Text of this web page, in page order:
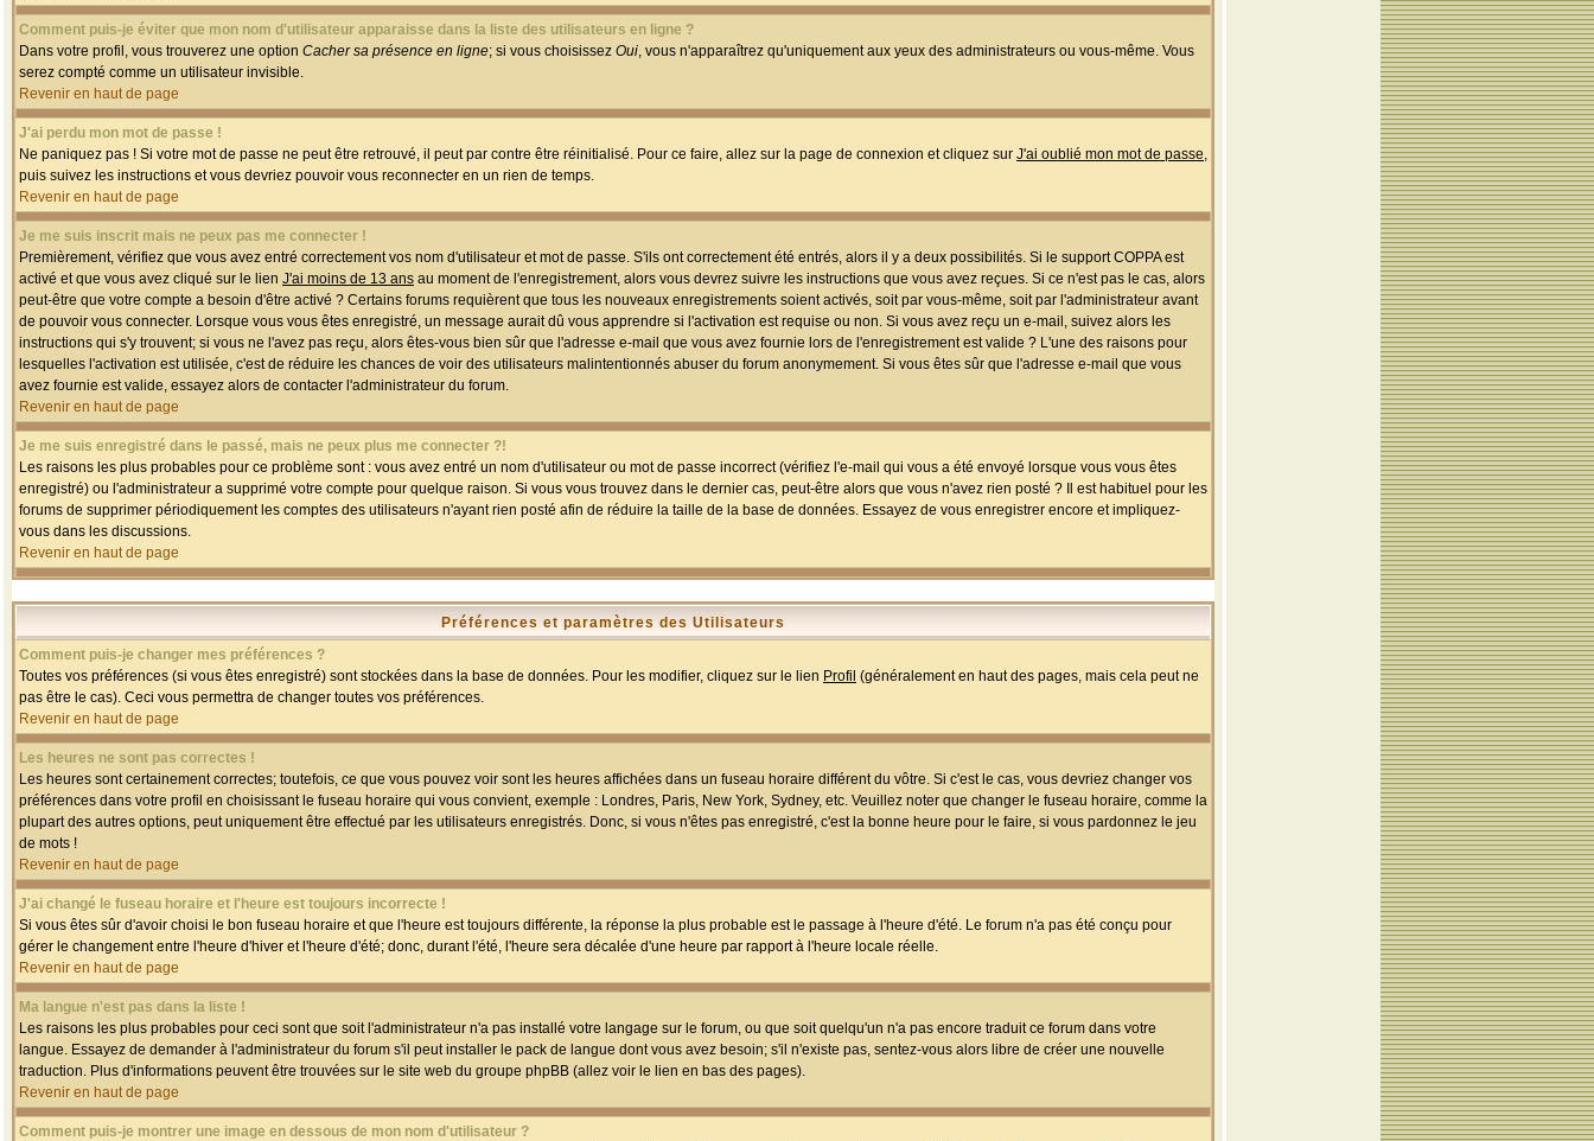
Comment puis-je éviter que mon nom d'utilisateur apparaisse dans la liste des utilisateurs en ligne ?
Dans votre profil, vous trouverez une option Cacher sa présence en ligne; si vous choisissez Oui, vous n'apparaîtrez qu'uniquement aux yeux des administrateurs ou vous-même. Vous
serez compté comme un utilisateur invisible.
Revenir en haut de page
J'ai perdu mon mot de passe !
Ne paniquez pas ! Si votre mot de passe ne peut être retrouvé, il peut par contre être réinitialisé. Pour ce faire, allez sur la page de connexion et cliquez sur J'ai oublié mon mot de passe,
puis suivez les instructions et vous devriez pouvoir vous reconnecter en un rien de temps.
Revenir en haut de page
Je me suis inscrit mais ne peux pas me connecter !
Premièrement, vérifiez que vous avez entré correctement vos nom d'utilisateur et mot de passe. S'ils ont correctement été entrés, alors il y a deux possibilités. Si le support COPPA est
activé et que vous avez cliqué sur le lien J'ai moins de 13 ans au moment de l'enregistrement, alors vous devrez suivre les instructions que vous avez reçues. Si ce n'est pas le cas, alors
peut-être que votre compte a besoin d'être activé ? Certains forums requièrent que tous les nouveaux enregistrements soient activés, soit par vous-même, soit par l'administrateur avant
de pouvoir vous connecter. Lorsque vous vous êtes enregistré, un message aurait dû vous apprendre si l'activation est requise ou non. Si vous avez reçu un e-mail, suivez alors les
instructions qui s'y trouvent; si vous ne l'avez pas reçu, alors êtes-vous bien sûr que l'adresse e-mail que vous avez fournie lors de l'enregistrement est valide ? L'une des raisons pour
lesquelles l'activation est utilisée, c'est de réduire les chances de voir des utilisateurs malintentionnés abuser du forum anonymement. Si vous êtes sûr que l'adresse e-mail que vous
avez fournie est valide, essayez alors de contacter l'administrateur du forum.
Revenir en haut de page
Je me suis enregistré dans le passé, mais ne peux plus me connecter ?!
Les raisons les plus probables pour ce problème sont : vous avez entré un nom d'utilisateur ou mot de passe incorrect (vérifiez l'e-mail qui vous a été envoyé lorsque vous vous êtes
enregistré) ou l'administrateur a supprimé votre compte pour quelque raison. Si vous vous trouvez dans le dernier cas, peut-être alors que vous n'avez rien posté ? Il est habituel pour les
forums de supprimer périodiquement les comptes des utilisateurs n'ayant rien posté afin de réduire la taille de la base de données. Essayez de vous enregistrer encore et impliquez-
vous dans les discussions.
Revenir en haut de page
Préférences et paramètres des Utilisateurs
Comment puis-je changer mes préférences ?
Toutes vos préférences (si vous êtes enregistré) sont stockées dans la base de données. Pour les modifier, cliquez sur le lien Profil (généralement en haut des pages, mais cela peut ne
pas être le cas). Ceci vous permettra de changer toutes vos préférences.
Revenir en haut de page
Les heures ne sont pas correctes !
Les heures sont certainement correctes; toutefois, ce que vous pouvez voir sont les heures affichées dans un fuseau horaire différent du vôtre. Si c'est le cas, vous devriez changer vos
préférences dans votre profil en choisissant le fuseau horaire qui vous convient, exemple : Londres, Paris, New York, Sydney, etc. Veuillez noter que changer le fuseau horaire, comme la
plupart des autres options, peut uniquement être effectué par les utilisateurs enregistrés. Donc, si vous n'êtes pas enregistré, c'est la bonne heure pour le faire, si vous pardonnez le jeu
de mots !
Revenir en haut de page
J'ai changé le fuseau horaire et l'heure est toujours incorrecte !
Si vous êtes sûr d'avoir choisi le bon fuseau horaire et que l'heure est toujours différente, la réponse la plus probable est le passage à l'heure d'été. Le forum n'a pas été conçu pour
gérer le changement entre l'heure d'hiver et l'heure d'été; donc, durant l'été, l'heure sera décalée d'une heure par rapport à l'heure locale réelle.
Revenir en haut de page
Ma langue n'est pas dans la liste !
Les raisons les plus probables pour ceci sont que soit l'administrateur n'a pas installé votre langage sur le forum, ou que soit quelqu'un n'a pas encore traduit ce forum dans votre
langue. Essayez de demander à l'administrateur du forum s'il peut installer le pack de langue dont vous avez besoin; s'il n'existe pas, sentez-vous alors libre de créer une nouvelle
traduction. Plus d'informations peuvent être trouvées sur le site web du groupe phpBB (allez voir le lien en bas des pages).
Revenir en haut de page
Comment puis-je montrer une image en dessous de mon nom d'utilisateur ?